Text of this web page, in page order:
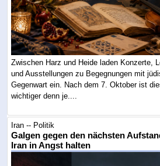
Zwischen Harz und Heide laden Konzerte,
und Ausstellungen zu Begegnungen mit
Gegenwart ein. Nach dem 7. Oktober ist
wichtiger denn je....
Iran -- Politik
Galgen gegen den nächsten
Iran in Angst halten